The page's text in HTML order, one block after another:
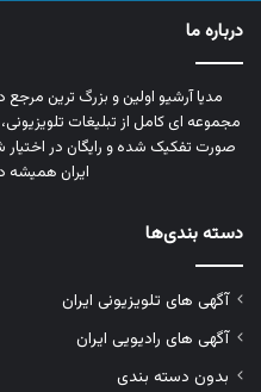
درباره ما
مدیا آرشیو اولین و بزرگ‌ ترین مرجع
مجموعه‌ ای کامل از تبلیغات
صورت تفکیک‌ شده و رایگان در اختیار
ایران
دسته بندی‌ها
آگهی های تلویزیونی ایران
آگهی های رادیویی ایران
بدون دسته بندی